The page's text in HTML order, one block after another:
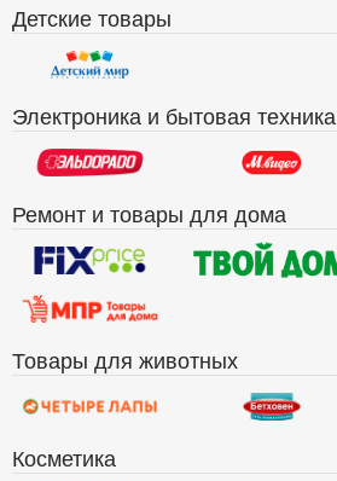
Детские товары
Электроника и бытовая техника
Ремонт и товары для дома
Товары для животных
Косметика